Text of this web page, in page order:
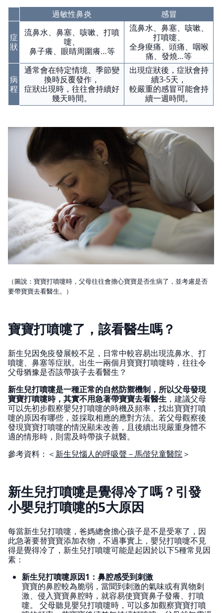
過敏性鼻炎
感冒
症
狀
流鼻水、鼻塞、咳嗽、打噴
嚏、
鼻子癢、眼睛周圍癢…等
流鼻水、鼻塞、咳嗽、
打噴嚏、
全身痠痛、頭痛、咽喉
痛、發燒…等
病
程
通常會在特定情境、季節變
換時反覆發作，
症狀出現時，往往會持續好
幾天時間。
出現症狀後，症狀會持
續3-5天，
較嚴重的感冒可能會持
續一週時間。
（圖說：寶寶打噴嚏時，父母往往會擔心寶寶是否生病了，並考慮是否
要帶寶寶去看醫生。）
寶寶打噴嚏了，該看醫生嗎？
新生兒因免疫發展較不足，日常中較容易出現流鼻水、打
噴嚏、鼻塞等症狀。出生一兩個月寶寶打噴嚏時，往往令
父母猶豫是否該帶孩子去看醫生？
新生兒打噴嚏是一種正常的自然防禦機制，所以父母發現
寶寶打噴嚏時，其實不用急著帶寶寶去看醫生 ，建議父母
可以先初步觀察嬰兒打噴嚏的時機及頻率，找出寶寶打噴
嚏的原因有哪些，並採取相應的應對方法。若父母觀察後
發現寶寶打噴嚏的情況顯未改善，且後續出現嚴重身體不
適的情形時，則需及時帶孩子就醫。
參考資料：＜新生兒惱人的呼吸聲－馬偕兒童醫院＞
新生兒打噴嚏是覺得冷了嗎？引發
小嬰兒打噴嚏的5大原因
每當新生兒打噴嚏，爸媽總會擔心孩子是不是受寒了，因
此急著要替寶寶添加衣物，不過事實上，嬰兒打噴嚏不見
得是覺得冷了，新生兒打噴嚏可能是起因於以下5種常見因
素：
新生兒打噴嚏原因1：鼻腔感受到刺激
寶寶的鼻腔較為脆弱，當聞到刺激的氣味或有異物刺
激、侵入寶寶鼻腔時，就容易使寶寶鼻子發癢、打噴
嚏。 父母聽見嬰兒打噴嚏時，可以多加觀察寶寶打噴